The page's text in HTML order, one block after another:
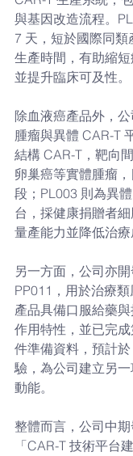
與基因改造流程。
7 天，短於國際同類
生產時間，有助縮
並提升臨床可及性。
除血液癌產品外，
腫瘤與異體 CAR-T
結構 CAR-T，靶向
卵巢癌等實體腫瘤
段；PL003 則為異
台，採健康捐贈者
量產能力並降低治療
另一方面，公司亦
PP011，用於治療
產品具備口服給藥
作用特性，並已完
件準備資料，預計
驗，為公司建立另
動能。
整體而言，公司中
「CAR-T 技術平台